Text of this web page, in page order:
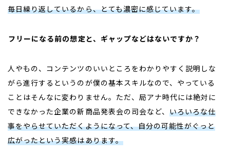
毎日繰り返しているから、とても濃密に感じています。
フリーになる前の想定と、ギャップなどはないですか？
人やもの、コンテンツのいいところをわかりやすく説明しな
がら進行するというのが僕の基本スキルなので、やっている
ことはそんなに変わりません。ただ、局アナ時代には絶対に
できなかった企業の新商品発表会の司会など、いろいろな仕
事をやらせていただくようになって、自分の可能性がぐっと
広がったという実感はあります。